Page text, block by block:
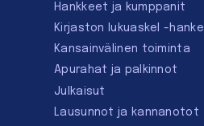
Hankkeet ja kumppanit
Kirjaston lukuaskel -hanke
Kansainvälinen toiminta
Apurahat ja palkinnot
Julkaisut
Lausunnot ja kannanotot